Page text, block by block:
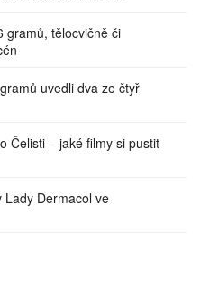
gramů, tělocvičně či
uvedli dva ze čtyř
Čelisti – jaké filmy si pustit
Lady Dermacol ve